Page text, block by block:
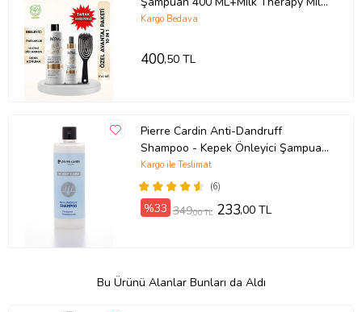
Therapy Saç Ba
Kargo Bedava
400,50 TL
Pierre Cardin Anti-Dandruff
Shampoo - Kepek Önleyici Şampuan
400 ml
(6)
Kargo ile Teslimat
%33 349,00 TL 233,00 TL
Bu Ürünü Alanlar Bunları da Aldı